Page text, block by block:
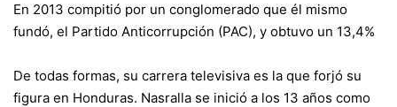
En 2013 compitió por un conglomerado que él mismo
fundó, el Partido Anticorrupción (PAC), y obtuvo un 13,4%
De todas formas, su carrera televisiva es la que forjó su
figura en Honduras. Nasralla se inició a los 13 años como